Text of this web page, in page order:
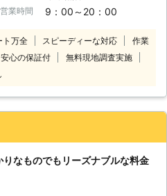
を目指しております。 家事代行
して、以下をお約束いたします。
安全】～登録スタッフ5200人～ ベ
ズレディは全員直接雇用。 業界
ることなく細やかで真心を込めた
なみ・笑顔といったマナー・マイ
から実技に至るまで、7つのオリ
営業時間 9：00～20：00
ト万全 スピーディーな対応
作業
安心の保証付
無料現地調査実施
なものでもリーズナブルな料金